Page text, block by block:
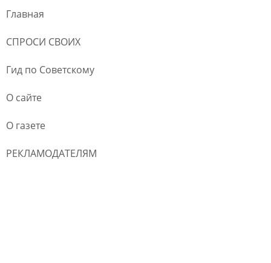
Главная
СПРОСИ СВОИХ
Гид по Советскому
О сайте
О газете
РЕКЛАМОДАТЕЛЯМ